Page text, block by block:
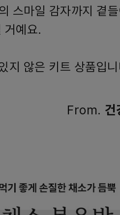
스마일 감자까지 곁
거예요.
지 않은 키트 상품입
From. 건